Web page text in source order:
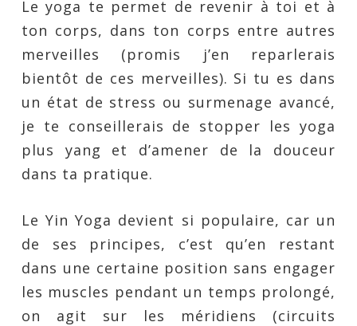
Le yoga te permet de revenir à toi et à
ton corps, dans ton corps entre autres
merveilles (promis j’en reparlerais
bientôt de ces merveilles). Si tu es dans
un état de stress ou surmenage avancé,
je te conseillerais de stopper les yoga
plus yang et d’amener de la douceur
dans ta pratique.
Le Yin Yoga devient si populaire, car un
de ses principes, c’est qu’en restant
dans une certaine position sans engager
les muscles pendant un temps prolongé,
on agit sur les méridiens (circuits